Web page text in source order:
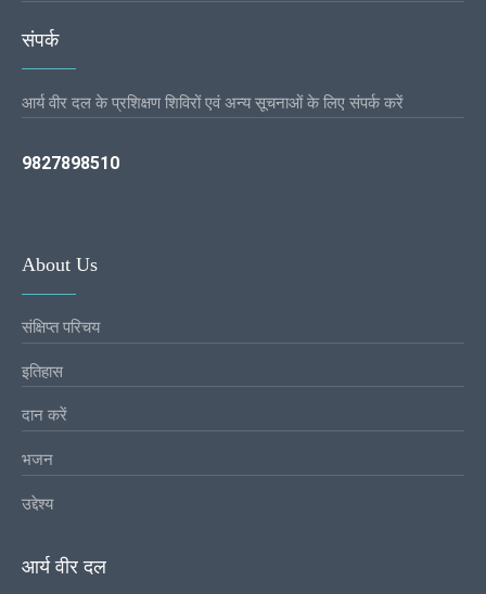
संपर्क
आर्य वीर दल के प्रशिक्षण शिविरों एवं अन्य सूचनाओं के लिए संपर्क करें
9827898510
About Us
संक्षिप्त परिचय
इतिहास
दान करें
भजन
उद्देश्य
आर्य वीर दल